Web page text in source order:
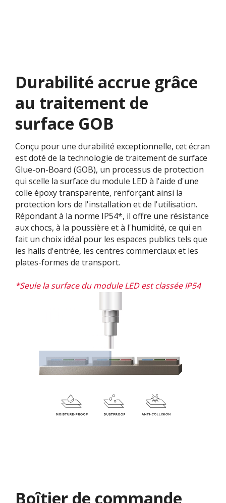
Durabilité accrue grâce
au traitement de
surface GOB
Conçu pour une durabilité exceptionnelle, cet écran
est doté de la technologie de traitement de surface
Glue-on-Board (GOB), un processus de protection
qui scelle la surface du module LED à l'aide d'une
colle époxy transparente, renforçant ainsi la
protection lors de l'installation et de l'utilisation.
Répondant à la norme IP54*, il offre une résistance
aux chocs, à la poussière et à l'humidité, ce qui en
fait un choix idéal pour les espaces publics tels que
les halls d'entrée, les centres commerciaux et les
plates-formes de transport.
*Seule la surface du module LED est classée IP54
Boîtier de commande